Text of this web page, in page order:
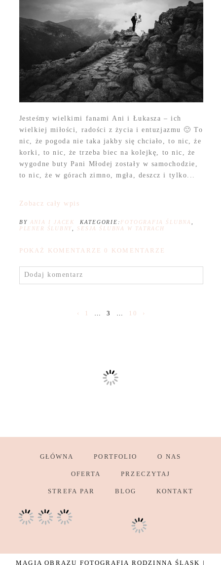
Jesteśmy wielkimi fanami Ani i Łukasza – ich
wielkiej miłości, radości z życia i entuzjazmu 🙂 To
nic, że pogoda nie taka jakby się chciało, to nic, że
korki, to nic, że trzeba biec na kolejkę, to nic, że
wygodne buty Pani Młodej zostały w samochodzie,
to nic, że w górach zimno, mgła, deszcz i tylko...
Zobacz cały wpis
BY ANIA I JACEK KATEGORIE: FOTOGRAFIA ŚLUBNA
PLENER ŚLUBNY
SESJA ŚLUBNA W TATRACH
POKAŻ KOMENTARZE 0 KOMENTARZE
Dodaj komentarz
‹ 1 … 3 … 10 ›
GŁÓWNA PORTFOLIO O NAS
OFERTA PRZECZYTAJ
STREFA PAR BLOG KONTAKT
MAGIA OBRAZU FOTOGRAFIA RODZINNA ŚLĄSK |